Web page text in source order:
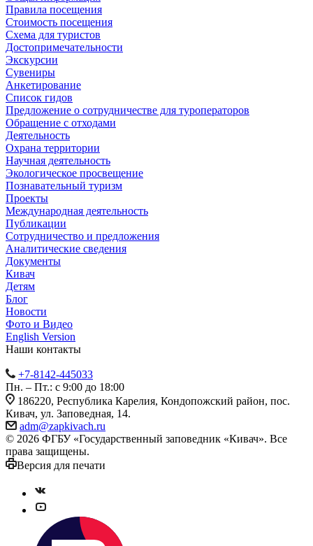
Правила посещения
Стоимость посещения
Схема для туристов
Достопримечательности
Экскурсии
Сувениры
Анкетирование
Список гидов
Предложение о сотрудничестве для туроператоров
Обращение с отходами
Деятельность
Охрана территории
Научная деятельность
Экологическое просвещение
Познавательный туризм
Проекты
Международная деятельность
Публикации
Сотрудничество и предложения
Аналитические сведения
Документы
Кивач
Детям
Блог
Новости
Фото и Видео
English Version
Наши контакты
+7-8142-445033
Пн. – Пт.: с 9:00 до 18:00
186220, Республика Карелия, Кондопожский район, пос.
Кивач, ул. Заповедная, 14.
adm@zapkivach.ru
© 2026 ФГБУ «Государственный заповедник «Кивач». Все
права защищены.
Версия для печати